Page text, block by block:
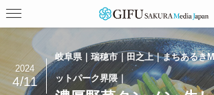
岐阜県｜瑞穂市｜田之上｜まちあるき
ットパーク界隈｜
2024
4/11